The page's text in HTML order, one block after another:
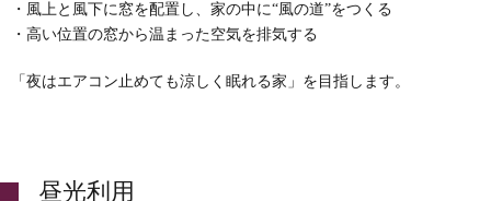
・風上と風下に窓を配置し、家の中に“風の道”をつくる
・高い位置の窓から温まった空気を排気する
「夜はエアコン止めても涼しく眠れる家」を目指します。
昼光利用